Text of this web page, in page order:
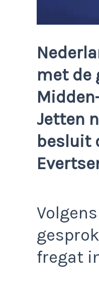
met de
Jetten
besluit
fregat